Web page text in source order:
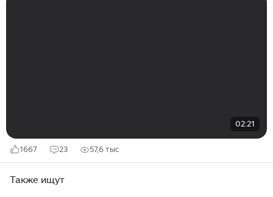
02:21
1667 23 57,6 тыс
Также ищут